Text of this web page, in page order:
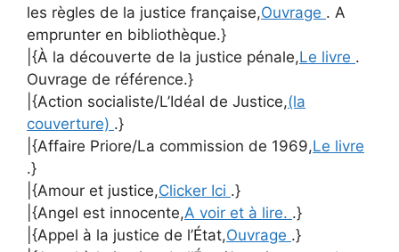
les règles de la justice française,Ouvrage . A
emprunter en bibliothèque.}
|{À la découverte de la justice pénale,Le livre .
Ouvrage de référence.}
|{Action socialiste/L’Idéal de Justice,(la
couverture) .}
|{Affaire Priore/La commission de 1969,Le livre
.}
|{Amour et justice,Clicker Ici .}
|{Angel est innocente,A voir et à lire. .}
|{Appel à la justice de l’État,Ouvrage .}